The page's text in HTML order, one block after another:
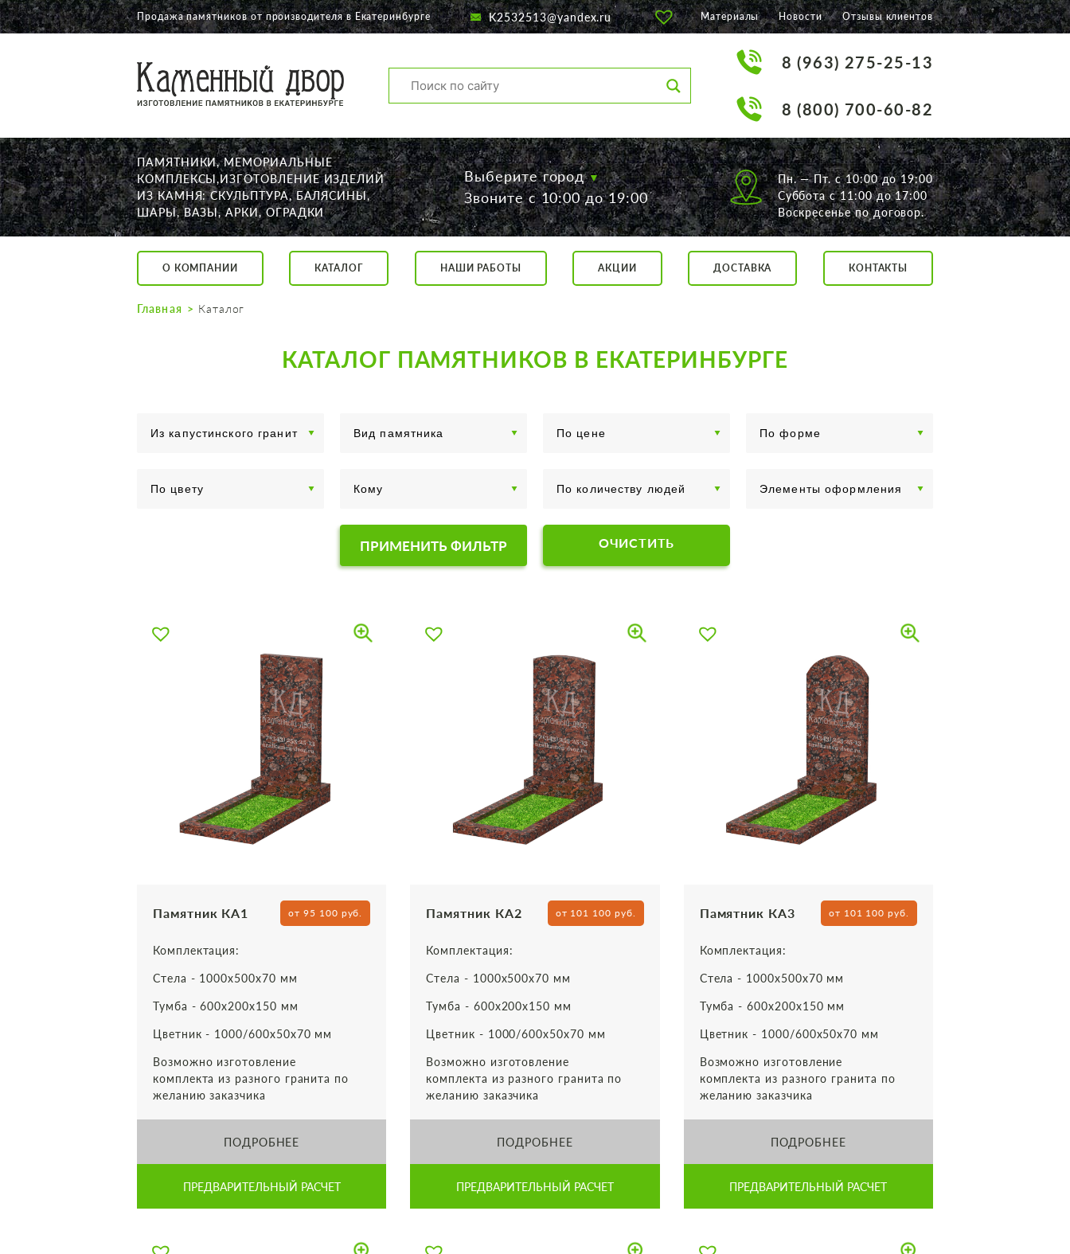
О КОМПАНИИ
КАТАЛОГ
НАШИ РАБОТЫ
АКЦИИ
ДОСТАВКА
КОНТАКТЫ
K2532513@yandex.ru
Екатеринбург, Щорса, 56
Продажа памятников от производителя в Екатеринбурге K2532513@yandex.ru Материалы Новости Отзывы клиентов
8 (963) 275-25-13
8 (800) 700-60-82
ПАМЯТНИКИ, МЕМОРИАЛЬНЫЕ
КОМПЛЕКСЫ,ИЗГОТОВЛЕНИЕ ИЗДЕЛИЙ
ИЗ КАМНЯ: СКУЛЬПТУРА, БАЛЯСИНЫ,
ШАРЫ, ВАЗЫ, АРКИ, ОГРАДКИ
Выберите город
Звоните с 10:00 до 19:00
Пн. — Пт. с 10:00 до 19:00
Суббота с 11:00 до 17:00
Воскресенье по договор.
О КОМПАНИИ КАТАЛОГ НАШИ РАБОТЫ АКЦИИ ДОСТАВКА КОНТАКТЫ
Главная Каталог
КАТАЛОГ ПАМЯТНИКОВ В ЕКАТЕРИНБУРГЕ
ПРИМЕНИТЬ ФИЛЬТР ОЧИСТИТЬ
Памятник КА1 от 95 100 руб.
Комплектация:
Стела - 1000х500х70 мм
Тумба - 600х200х150 мм
Цветник - 1000/600х50х70 мм
Возможно изготовление
комплекта из разного гранита по
желанию заказчика
ПОДРОБНЕЕ
ПРЕДВАРИТЕЛЬНЫЙ РАСЧЕТ
Памятник КА2 от 101 100 руб.
Комплектация:
Стела - 1000х500х70 мм
Тумба - 600х200х150 мм
Цветник - 1000/600х50х70 мм
Возможно изготовление
комплекта из разного гранита по
желанию заказчика
ПОДРОБНЕЕ
ПРЕДВАРИТЕЛЬНЫЙ РАСЧЕТ
Памятник КА3 от 101 100 руб.
Комплектация:
Стела - 1000х500х70 мм
Тумба - 600х200х150 мм
Цветник - 1000/600х50х70 мм
Возможно изготовление
комплекта из разного гранита по
желанию заказчика
ПОДРОБНЕЕ
ПРЕДВАРИТЕЛЬНЫЙ РАСЧЕТ